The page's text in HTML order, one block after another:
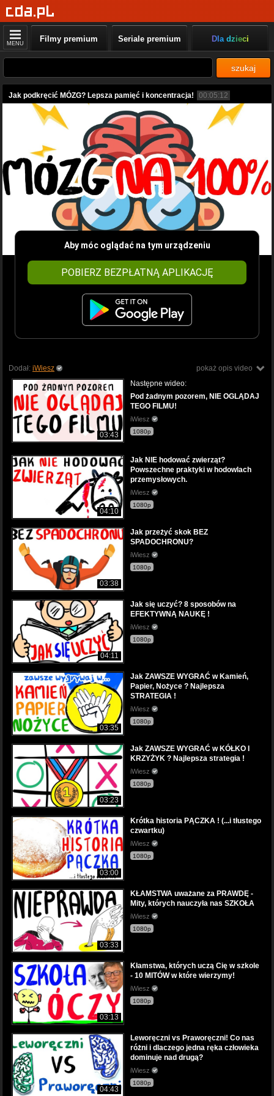
MENU Filmy premium Seriale premium Dla dzieci
szukaj
Jak podkręcić MÓZG? Lepsza pamięć i koncentracja! 00:05:12
Aby móc oglądać na tym urządzeniu
POBIERZ BEZPŁATNĄ APLIKACJĘ
pokaż opis video
Dodał: iWiesz
03:43
Następne wideo:
Pod żadnym pozorem, NIE OGLĄDAJ
TEGO FILMU!
iWiesz
1080p
04:10
Jak NIE hodować zwierząt?
Powszechne praktyki w hodowlach
przemysłowych.
iWiesz
1080p
03:38
Jak przeżyć skok BEZ
SPADOCHRONU?
iWiesz
1080p
04:11
Jak się uczyć? 8 sposobów na
EFEKTYWNĄ NAUKĘ !
iWiesz
1080p
03:35
Jak ZAWSZE WYGRAĆ w Kamień,
Papier, Nożyce ? Najlepsza
STRATEGIA !
iWiesz
1080p
03:23
Jak ZAWSZE WYGRAĆ w KÓŁKO I
KRZYŻYK ? Najlepsza strategia !
iWiesz
1080p
03:00
Krótka historia PĄCZKA ! (...i tłustego
czwartku)
iWiesz
1080p
03:33
KŁAMSTWA uważane za PRAWDĘ -
Mity, których nauczyła nas SZKOŁA
iWiesz
1080p
03:13
Kłamstwa, których uczą Cię w szkole
- 10 MITÓW w które wierzymy!
iWiesz
1080p
04:43
Leworęczni vs Praworęczni! Co nas
różni i dlaczego jedna ręka człowieka
dominuje nad drugą?
iWiesz
1080p